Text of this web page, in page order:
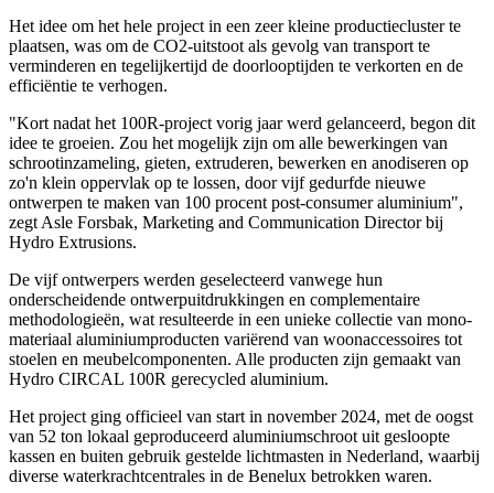
Het idee om het hele project in een zeer kleine productiecluster te
plaatsen, was om de CO2-uitstoot als gevolg van transport te
verminderen en tegelijkertijd de doorlooptijden te verkorten en de
efficiëntie te verhogen.
"Kort nadat het 100R-project vorig jaar werd gelanceerd, begon dit
idee te groeien. Zou het mogelijk zijn om alle bewerkingen van
schrootinzameling, gieten, extruderen, bewerken en anodiseren op
zo'n klein oppervlak op te lossen, door vijf gedurfde nieuwe
ontwerpen te maken van 100 procent post-consumer aluminium",
zegt Asle Forsbak, Marketing and Communication Director bij
Hydro Extrusions.
De vijf ontwerpers werden geselecteerd vanwege hun
onderscheidende ontwerpuitdrukkingen en complementaire
methodologieën, wat resulteerde in een unieke collectie van mono-
materiaal aluminiumproducten variërend van woonaccessoires tot
stoelen en meubelcomponenten. Alle producten zijn gemaakt van
Hydro CIRCAL 100R gerecycled aluminium.
Het project ging officieel van start in november 2024, met de oogst
van 52 ton lokaal geproduceerd aluminiumschroot uit gesloopte
kassen en buiten gebruik gestelde lichtmasten in Nederland, waarbij
diverse waterkrachtcentrales in de Benelux betrokken waren.